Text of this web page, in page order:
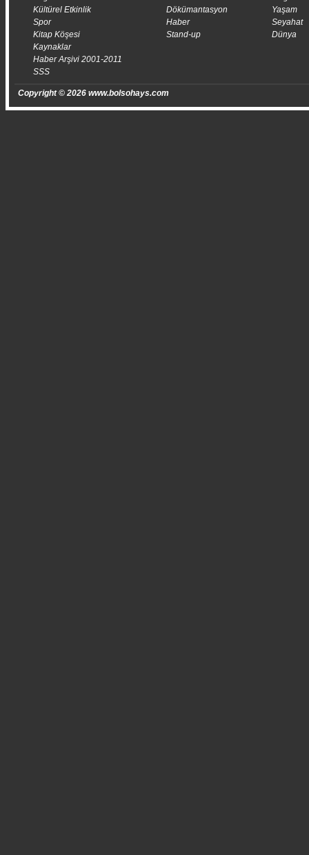
Kültürel Etkinlik
Spor
Kitap Köşesi
Kaynaklar
Haber Arşivi 2001-2011
SSS
Dökümantasyon
Haber
Stand-up
Yaşam
Seyahat
Dünya
Copyright © 2026 www.bolsohays.com